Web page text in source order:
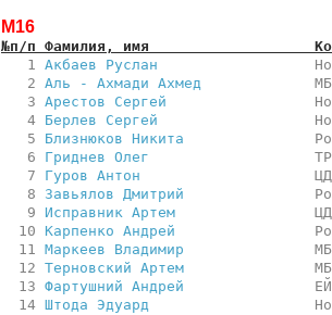
М16
№п/п Фамилия, имя
   1
Акбаев Руслан
   2
Аль - Ахмади Ахмед
   3
Арестов Сергей
   4
Берлев Сергей
   5
Близнюков Никита
   6
Гриднев Олег
   7
Гуров Антон
   8
Завьялов Дмитрий
   9
Исправник Артем
  10
Карпенко Андрей
  11
Маркеев Владимир
  12
Терновский Артем
  13
Фартушний Андрей
  14
Штода Эдуард